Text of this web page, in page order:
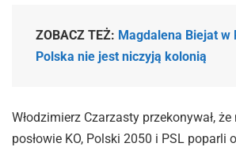
ZOBACZ TEŻ: Magdalena Biejat w
Polska nie jest niczyją kolonią
Włodzimierz Czarzasty przekonywał,
posłowie KO, Polski 2050 i PSL poparli